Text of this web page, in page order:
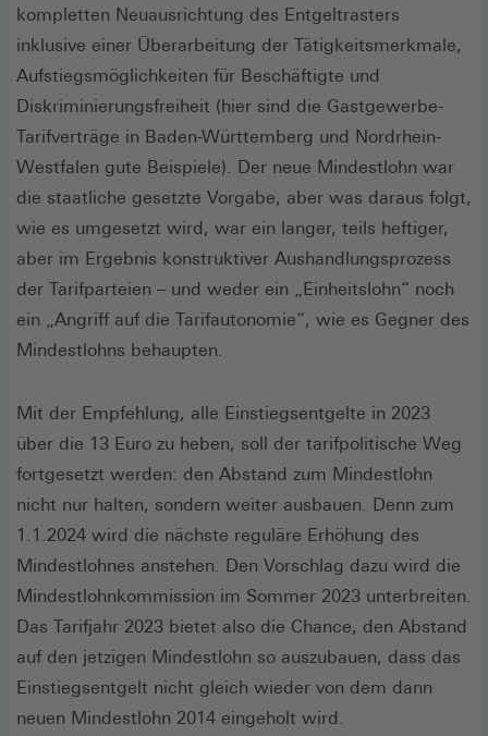
kompletten Neuausrichtung des Entgeltrasters
inklusive einer Überarbeitung der Tätigkeitsmerkmale,
Aufstiegsmöglichkeiten für Beschäftigte und
Diskriminierungsfreiheit (hier sind die Gastgewerbe-
Tarifverträge in Baden-Württemberg und Nordrhein-
Westfalen gute Beispiele). Der neue Mindestlohn war
die staatliche gesetzte Vorgabe, aber was daraus folgt,
wie es umgesetzt wird, war ein langer, teils heftiger,
aber im Ergebnis konstruktiver Aushandlungsprozess
der Tarifparteien – und weder ein „Einheitslohn“ noch
ein „Angriff auf die Tarifautonomie“, wie es Gegner des
Mindestlohns behaupten.
Mit der Empfehlung, alle Einstiegsentgelte in 2023
über die 13 Euro zu heben, soll der tarifpolitische Weg
fortgesetzt werden: den Abstand zum Mindestlohn
nicht nur halten, sondern weiter ausbauen. Denn zum
1.1.2024 wird die nächste reguläre Erhöhung des
Mindestlohnes anstehen. Den Vorschlag dazu wird die
Mindestlohnkommission im Sommer 2023 unterbreiten.
Das Tarifjahr 2023 bietet also die Chance, den Abstand
auf den jetzigen Mindestlohn so auszubauen, dass das
Einstiegsentgelt nicht gleich wieder von dem dann
neuen Mindestlohn 2014 eingeholt wird.